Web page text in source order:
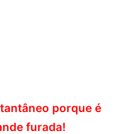
porque é
furada!